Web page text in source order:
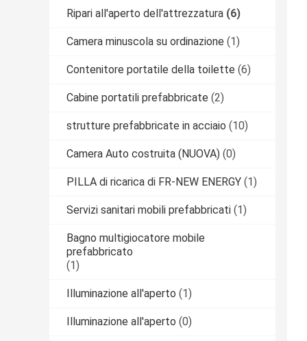
Ripari all'aperto dell'attrezzatura (6)
Camera minuscola su ordinazione (1)
Contenitore portatile della toilette (6)
Cabine portatili prefabbricate (2)
strutture prefabbricate in acciaio (10)
Camera Auto costruita (NUOVA) (0)
PILLA di ricarica di FR-NEW ENERGY (1)
Servizi sanitari mobili prefabbricati (1)
Bagno multigiocatore mobile
prefabbricato
(1)
Illuminazione all'aperto (1)
Illuminazione all'aperto (0)